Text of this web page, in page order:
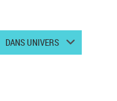
DANS UNIVERS